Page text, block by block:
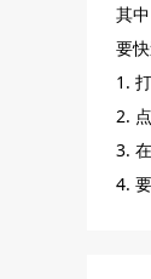
其
要
1.
2.
3.
4.